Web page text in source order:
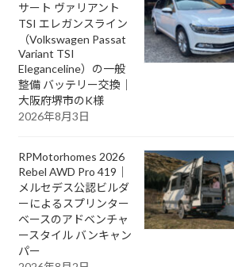
サート ヴァリアント
TSI エレガンスライン
（Volkswagen Passat
Variant TSI
Eleganceline）の一般
整備 バッテリー交換｜
大阪府堺市のK様
2026年8月3日
RPMotorhomes 2026
Rebel AWD Pro 419｜
メルセデス公認ビルダ
ーによるスプリンター
ベースのアドベンチャ
ースタイル バンキャン
パー